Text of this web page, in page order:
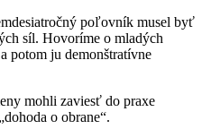
poľovník musel byť
síl. Hovoríme o mladých
potom ju demonštratívne
mohli zaviesť do praxe
o obrane“.